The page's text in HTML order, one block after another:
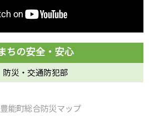
防災・交通防犯部
豊能町総合防災マップ